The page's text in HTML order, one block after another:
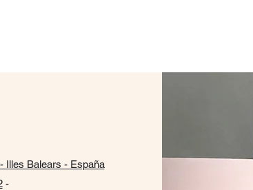
Illes Balears - España
-